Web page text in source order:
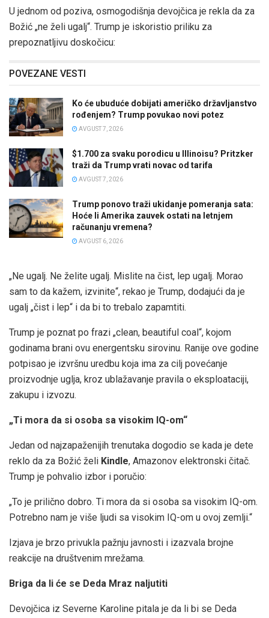
U jednom od poziva, osmogodišnja devojčica je rekla da za
Božić „ne želi ugalj“. Trump je iskoristio priliku za
prepoznatljivu doskočicu:
POVEZANE VESTI
Ko će ubuduće dobijati američko državljanstvo
rođenjem? Trump povukao novi potez
AVGUST 7, 2026
$1.700 za svaku porodicu u Illinoisu? Pritzker
traži da Trump vrati novac od tarifa
AVGUST 7, 2026
Trump ponovo traži ukidanje pomeranja sata:
Hoće li Amerika zauvek ostati na letnjem
računanju vremena?
AVGUST 6, 2026
„Ne ugalj. Ne želite ugalj. Mislite na čist, lep ugalj. Morao
sam to da kažem, izvinite“, rekao je Trump, dodajući da je
ugalj „čist i lep“ i da bi to trebalo zapamtiti.
Trump je poznat po frazi „clean, beautiful coal“, kojom
godinama brani ovu energentsku sirovinu. Ranije ove godine
potpisao je izvršnu uredbu koja ima za cilj povećanje
proizvodnje uglja, kroz ublažavanje pravila o eksploataciji,
zakupu i izvozu.
„Ti mora da si osoba sa visokim IQ-om“
Jedan od najzapaženijih trenutaka dogodio se kada je dete
reklo da za Božić želi Kindle, Amazonov elektronski čitač.
Trump je pohvalio izbor i poručio:
„To je prilično dobro. Ti mora da si osoba sa visokim IQ-om.
Potrebno nam je više ljudi sa visokim IQ-om u ovoj zemlji.“
Izjava je brzo privukla pažnju javnosti i izazvala brojne
reakcije na društvenim mrežama.
Briga da li će se Deda Mraz naljutiti
Devojčica iz Severne Karoline pitala je da li bi se Deda